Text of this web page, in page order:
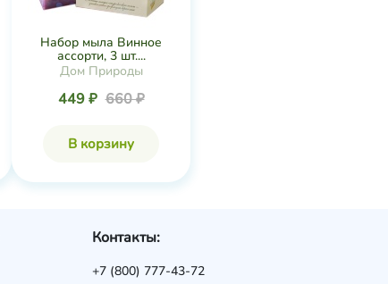
Набор мыла Винное
ассорти, 3 шт....
Дом Природы
449 ₽ 660 ₽
В корзину
Контакты:
+7 (800) 777-43-72